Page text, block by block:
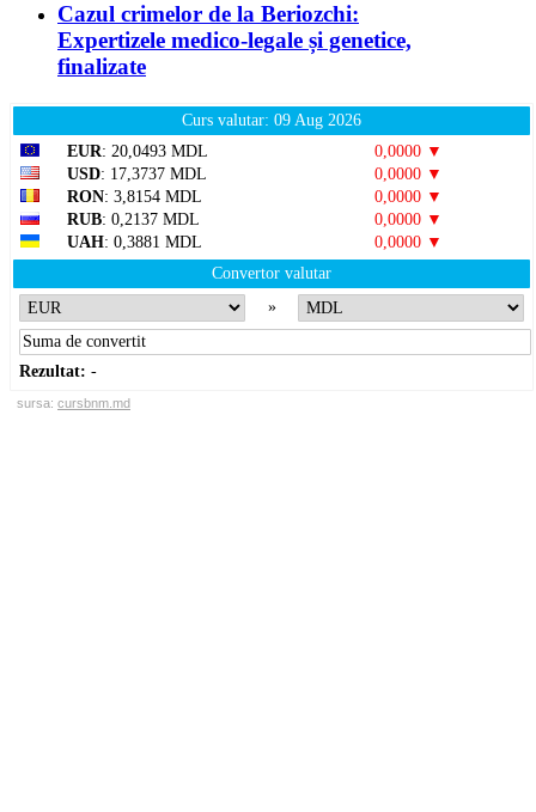
Cazul crimelor de la Beriozchi:
Expertizele medico-legale și genetice,
finalizate
Curs valutar: 09 Aug 2026
EUR: 20,0493 MDL
0,0000 ▼
USD: 17,3737 MDL
0,0000 ▼
RON: 3,8154 MDL
0,0000 ▼
RUB: 0,2137 MDL
0,0000 ▼
UAH: 0,3881 MDL
0,0000 ▼
Convertor valutar
»
Rezultat: -
sursa: cursbnm.md